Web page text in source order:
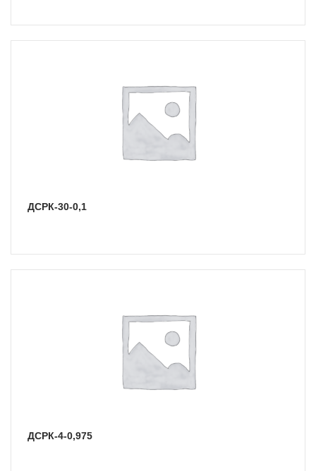
ДСРК-30-0,1
ДСРК-4-0,975